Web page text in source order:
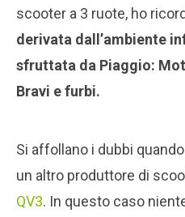
scooter a 3 ruote, ho
derivata dall’ambiente
sfruttata da Piaggio:
Bravi e furbi.
Si affollano i dubbi
un altro produttore di
QV3. In questo caso